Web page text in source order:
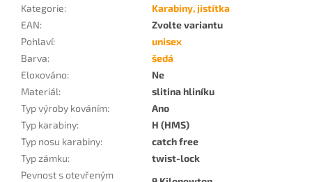
Kategorie:
Karabiny, jistítka
EAN:
Zvolte variantu
Pohlaví:
unisex
Barva:
šedá
Eloxováno:
Ne
Materiál:
slitina hliníku
Typ výroby kováním:
Ano
Typ karabiny:
H (HMS)
Typ nosu karabiny:
catch free
Typ zámku:
twist-lock
Pevnost s otevřeným